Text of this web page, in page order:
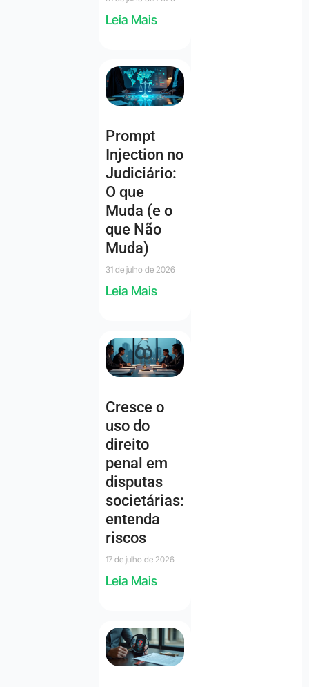
Leia Mais
Prompt
Injection no
Judiciário:
O que
Muda (e o
que Não
Muda)
31 de julho de 2026
Leia Mais
Cresce o
uso do
direito
penal em
disputas
societárias:
entenda
riscos
17 de julho de 2026
Leia Mais